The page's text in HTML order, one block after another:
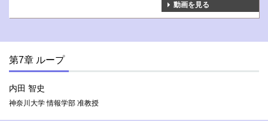
動画を見る
第7章 ループ
内田 智史
神奈川大学 情報学部 准教授